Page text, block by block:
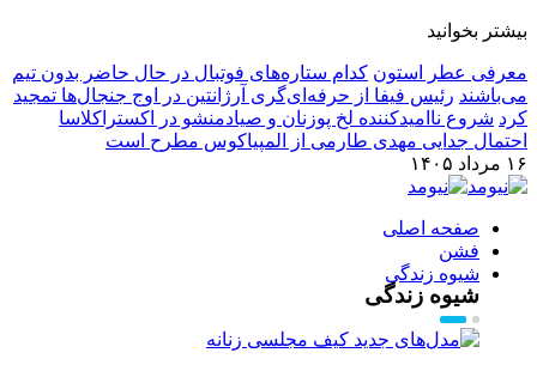
بیشتر بخوانید
معرفی عطر استون کدام ستاره‌های فوتبال در حال حاضر بدون تیم
می‌باشند رئیس فیفا از حرفه‌ای‌گری آرژانتین در اوج جنجال‌ها تمجید
کرد شروع ناامیدکننده لخ پوزنان و صیادمنشو در اکستراکلاسا
احتمال جدایی مهدی طارمی از المپیاکوس مطرح است
۱۶ مرداد ۱۴۰۵
صفحه اصلی
فشن
شیوه زندگی
شیوه زندگی